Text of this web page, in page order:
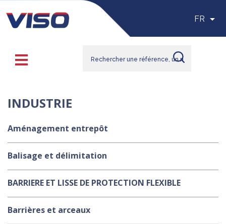
FR 
INDUSTRIE
Aménagement entrepôt
Balisage et délimitation
BARRIERE ET LISSE DE PROTECTION FLEXIBLE
Barrières et arceaux